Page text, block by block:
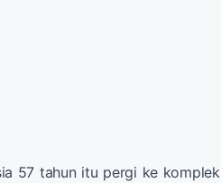
57 tahun itu pergi ke komplek